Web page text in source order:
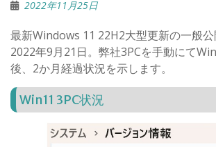
2022年11月25日
最新Windows 11 22H2大型更新の一般
2022年9月21日。弊社3PCを手動にて
後、2か月経過状況を示します。
Win11 3PC状況